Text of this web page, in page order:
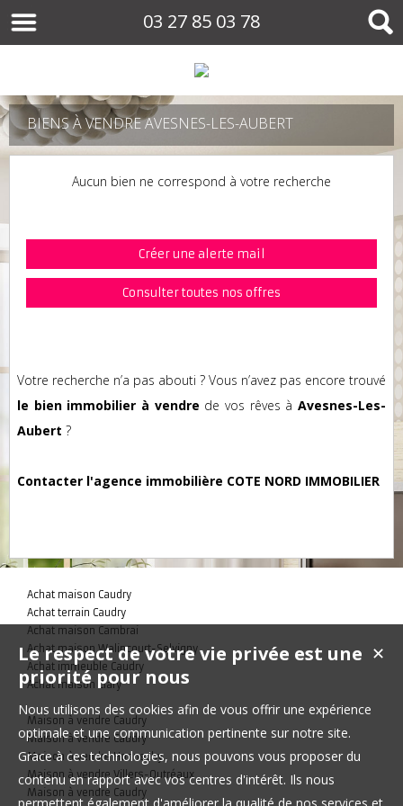
03 27 85 03 78
BIENS À VENDRE AVESNES-LES-AUBERT
Aucun bien ne correspond à votre recherche
Créer une alerte mail
Consulter toutes nos offres
Votre recherche n’a pas abouti ? Vous n’avez pas encore trouvé
le bien immobilier à vendre de vos rêves àAvesnes-Les-
Aubert ?
Contacter l'agence immobilière COTE NORD IMMOBILIER
Achat maison Caudry
Achat terrain Caudry
Achat maison Cambrai
Achat maison Walincourt-Selvigny
Achat immeuble Caudry
Achat maison Clary
Maison à vendre Caudry
Maison à vendre Caudry
Maison à vendre Honnechy
Maison à vendre Villers-Outréaux
Maison à vendre Caudry
✕
Le respect de votre vie privée est une
priorité pour nous
Nous utilisons des cookies afin de vous offrir une expérience
optimale et une communication pertinente sur notre site.
Grace à ces technologies, nous pouvons vous proposer du
contenu en rapport avec vos centres d'intérêt. Ils nous